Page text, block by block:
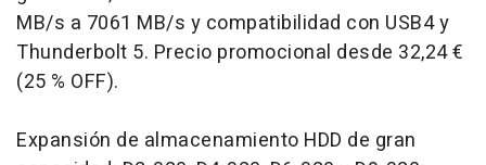
MB/s a 7061 MB/s y compatibilidad con USB4 y
Thunderbolt 5. Precio promocional desde 32,24 €
(25 % OFF).
Expansión de almacenamiento HDD de gran